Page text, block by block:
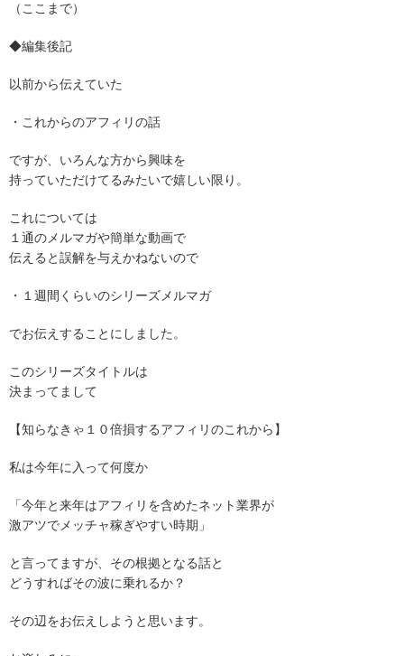
（ここまで）
◆編集後記
以前から伝えていた
・これからのアフィリの話
ですが、いろんな方から興味を
持っていただけてるみたいで嬉しい限り。
これについては
１通のメルマガや簡単な動画で
伝えると誤解を与えかねないので
・１週間くらいのシリーズメルマガ
でお伝えすることにしました。
このシリーズタイトルは
決まってまして
【知らなきゃ１０倍損するアフィリのこれから】
私は今年に入って何度か
「今年と来年はアフィリを含めたネット業界が
激アツでメッチャ稼ぎやすい時期」
と言ってますが、その根拠となる話と
どうすればその波に乗れるか？
その辺をお伝えしようと思います。